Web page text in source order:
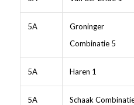
5A
Groninger
Combinatie 5
5A Haren 1
5A
Schaak